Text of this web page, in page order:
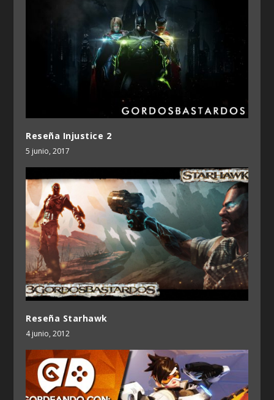
Reseña Injustice 2
5 junio, 2017
Reseña Starhawk
4 junio, 2012